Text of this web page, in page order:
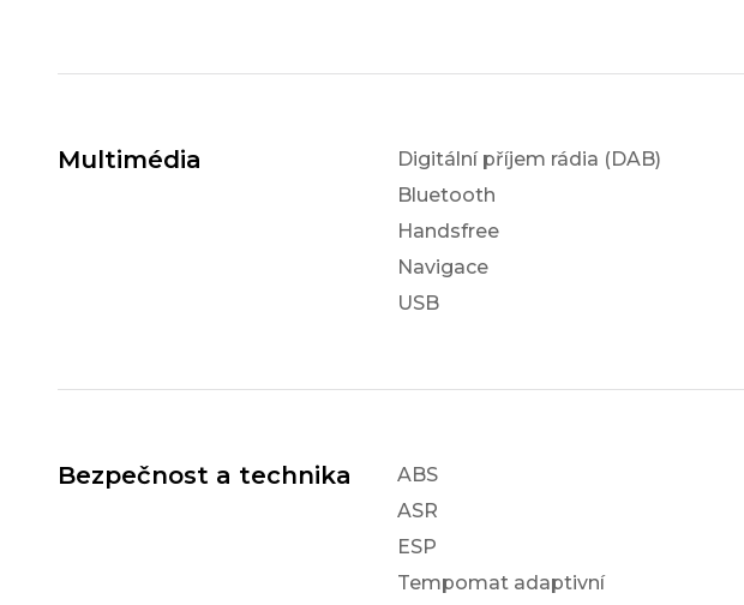
Multimédia
Digitální příjem rádia (DAB)
Bluetooth
Handsfree
Navigace
USB
Bezpečnost a technika
ABS
ASR
ESP
Tempomat adaptivní